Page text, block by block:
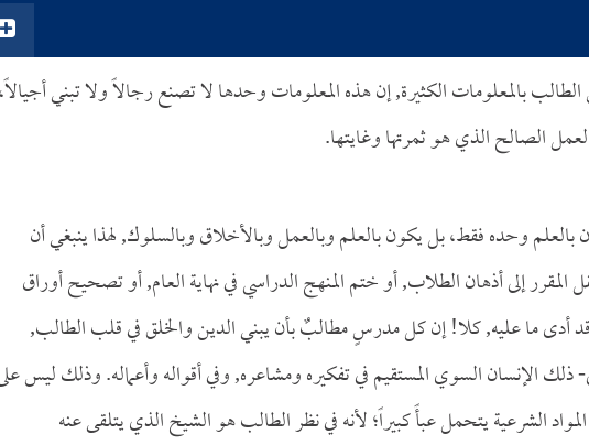
بالمعلومات الكثيرة, إن هذه المعلومات وحدها لا تصنع رجالاً ولا تبني
الصالح الذي هو ثمرتها وغايتها.
بالعلم وحده فقط، بل يكون بالعلم وبالعمل وبالأخلاق وبالسلوك, لهذا ينبغي أن
إلى أذهان الطلاب, أو ختم المنهج الدراسي في نهاية العام, أو تصحيح أوراق
قد أدى ما عليه, كلا! إن كل مدرسٍ مطالبٌ بأن يبني الدين والخلق في قلب الطالب,
ذلك الإنسان السوي المستقيم في تفكيره ومشاعره, وفي أقواله وأعماله. وذلك ليس
الشرعية يتحمل عبأً كبيراً؛ لأنه في نظر الطالب هو الشيخ الذي يتلقى عنه